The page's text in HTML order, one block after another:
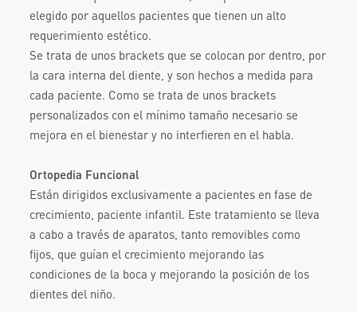
elegido por aquellos pacientes que tienen un alto
requerimiento estético.
Se trata de unos brackets que se colocan por dentro, por
la cara interna del diente, y son hechos a medida para
cada paciente. Como se trata de unos brackets
personalizados con el mínimo tamaño necesario se
mejora en el bienestar y no interfieren en el habla.
Ortopedia Funcional
Están dirigidos exclusivamente a pacientes en fase de
crecimiento, paciente infantil. Este tratamiento se lleva
a cabo a través de aparatos, tanto removibles como
fijos, que guían el crecimiento mejorando las
condiciones de la boca y mejorando la posición de los
dientes del niño.